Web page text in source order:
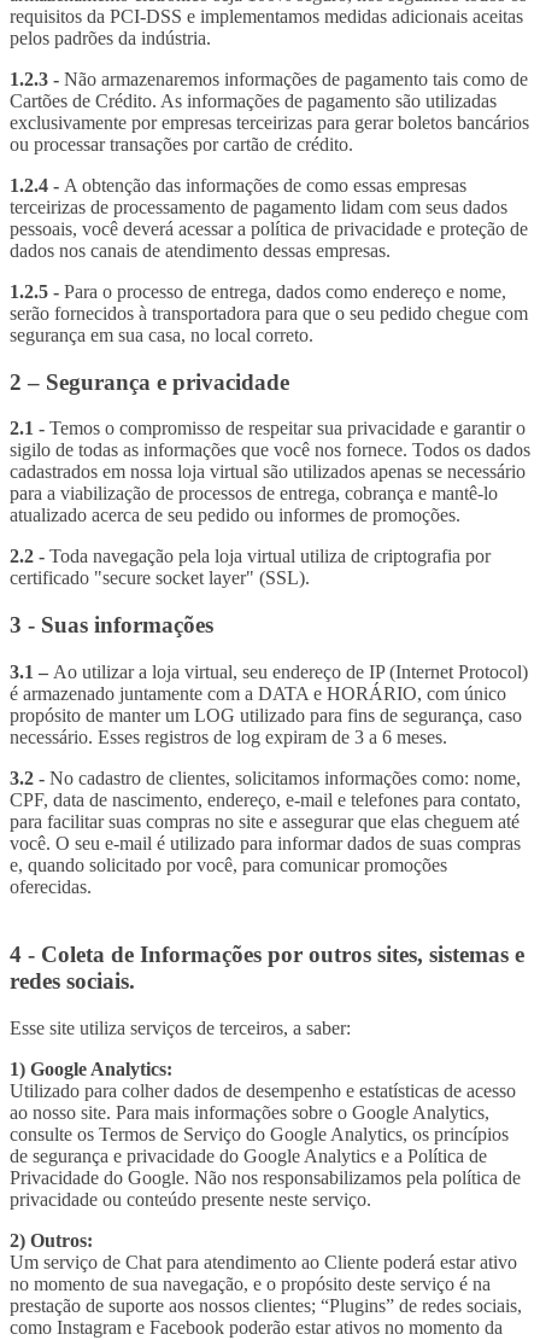
requisitos da PCI-DSS e implementamos medidas adicionais aceitas
pelos padrões da indústria.
1.2.3 - Não armazenaremos informações de pagamento tais como de
Cartões de Crédito. As informações de pagamento são utilizadas
exclusivamente por empresas terceirizas para gerar boletos bancários
ou processar transações por cartão de crédito.
1.2.4 - A obtenção das informações de como essas empresas
terceirizas de processamento de pagamento lidam com seus dados
pessoais, você deverá acessar a política de privacidade e proteção de
dados nos canais de atendimento dessas empresas.
1.2.5 - Para o processo de entrega, dados como endereço e nome,
serão fornecidos à transportadora para que o seu pedido chegue com
segurança em sua casa, no local correto.
2 – Segurança e privacidade
2.1 - Temos o compromisso de respeitar sua privacidade e garantir o
sigilo de todas as informações que você nos fornece. Todos os dados
cadastrados em nossa loja virtual são utilizados apenas se necessário
para a viabilização de processos de entrega, cobrança e mantê-lo
atualizado acerca de seu pedido ou informes de promoções.
2.2 - Toda navegação pela loja virtual utiliza de criptografia por
certificado "secure socket layer" (SSL).
3 - Suas informações
3.1 – Ao utilizar a loja virtual, seu endereço de IP (Internet Protocol)
é armazenado juntamente com a DATA e HORÁRIO, com único
propósito de manter um LOG utilizado para fins de segurança, caso
necessário. Esses registros de log expiram de 3 a 6 meses.
3.2 - No cadastro de clientes, solicitamos informações como: nome,
CPF, data de nascimento, endereço, e-mail e telefones para contato,
para facilitar suas compras no site e assegurar que elas cheguem até
você. O seu e-mail é utilizado para informar dados de suas compras
e, quando solicitado por você, para comunicar promoções
oferecidas.
4 - Coleta de Informações por outros sites, sistemas e
redes sociais.
Esse site utiliza serviços de terceiros, a saber:
1) Google Analytics:
Utilizado para colher dados de desempenho e estatísticas de acesso
ao nosso site. Para mais informações sobre o Google Analytics,
consulte os Termos de Serviço do Google Analytics, os princípios
de segurança e privacidade do Google Analytics e a Política de
Privacidade do Google. Não nos responsabilizamos pela política de
privacidade ou conteúdo presente neste serviço.
2) Outros:
Um serviço de Chat para atendimento ao Cliente poderá estar ativo
no momento de sua navegação, e o propósito deste serviço é na
prestação de suporte aos nossos clientes; “Plugins” de redes sociais,
como Instagram e Facebook poderão estar ativos no momento da